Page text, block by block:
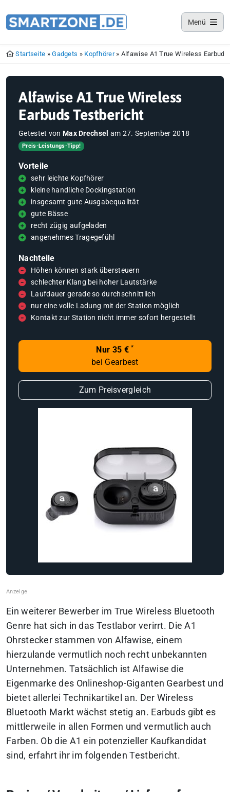
Menü
Startseite »Gadgets » Kopfhörer» Alfawise A1 True Wireless
Alfawise A1 True Wireless
Earbuds Testbericht
Getestet von Max Drechsel am 27. September 2018
Preis-Leistungs-Tipp!
Vorteile
sehr leichte Kopfhörer
kleine handliche Dockingstation
insgesamt gute Ausgabequalität
gute Bässe
recht zügig aufgeladen
angenehmes Tragegefühl
Nachteile
Höhen können stark übersteuern
schlechter Klang bei hoher Lautstärke
Laufdauer gerade so durchschnittlich
nur eine volle Ladung mit der Station möglich
Kontakt zur Station nicht immer sofort hergestellt
Nur 35 € *
bei Gearbest
Zum Preisvergleich
Ein weiterer Bewerber im True Wireless Bluetooth
Genre hat sich in das Testlabor verirrt. Die A1
Ohrstecker stammen von Alfawise, einem
hierzulande vermutlich noch recht unbekannten
Unternehmen. Tatsächlich ist Alfawise die
Eigenmarke des Onlineshop-Giganten Gearbest und
bietet allerlei Technikartikel an. Der Wireless
Bluetooth Markt wächst stetig an. Earbuds gibt es
mittlerweile in allen Formen und vermutlich auch
Farben. Ob die A1 ein potenzieller Kaufkandidat
sind, erfahrt ihr im folgenden Testbericht.
Smartzone App
Lade jetzt deine Smartzone App